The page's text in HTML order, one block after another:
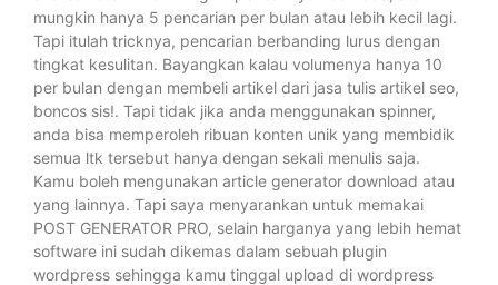
mungkin hanya 5 pencarian per bulan atau lebih kecil lagi.
Tapi itulah tricknya, pencarian berbanding lurus dengan
tingkat kesulitan. Bayangkan kalau volumenya hanya 10
per bulan dengan membeli artikel dari jasa tulis artikel seo,
boncos sis!. Tapi tidak jika anda menggunakan spinner,
anda bisa memperoleh ribuan konten unik yang membidik
semua ltk tersebut hanya dengan sekali menulis saja.
Kamu boleh mengunakan article generator download atau
yang lainnya. Tapi saya menyarankan untuk memakai
POST GENERATOR PRO, selain harganya yang lebih hemat
software ini sudah dikemas dalam sebuah plugin
wordpress sehingga kamu tinggal upload di wordpress